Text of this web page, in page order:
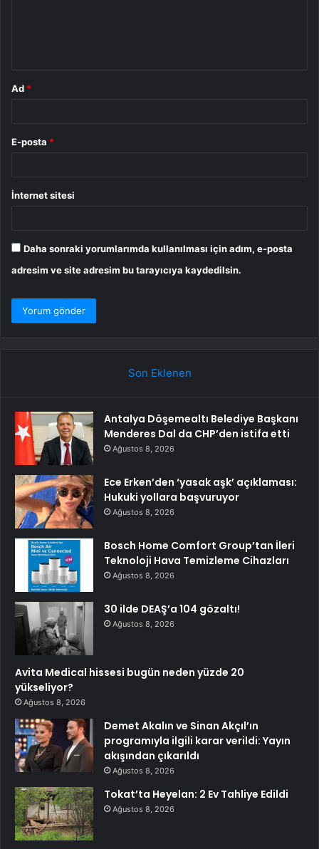
Ad *
E-posta *
İnternet sitesi
Daha sonraki yorumlarımda kullanılması için adım, e-posta
adresim ve site adresim bu tarayıcıya kaydedilsin.
Son Eklenen
Antalya Döşemealtı Belediye Başkanı
Menderes Dal da CHP’den istifa etti
Ağustos 8, 2026
Ece Erken’den ‘yasak aşk’ açıklaması:
Hukuki yollara başvuruyor
Ağustos 8, 2026
Bosch Home Comfort Group’tan İleri
Teknoloji Hava Temizleme Cihazları
Ağustos 8, 2026
30 ilde DEAŞ’a 104 gözaltı!
Ağustos 8, 2026
Avita Medical hissesi bugün neden yüzde 20
yükseliyor?
Ağustos 8, 2026
Demet Akalın ve Sinan Akçıl’ın
programıyla ilgili karar verildi: Yayın
akışından çıkarıldı
Ağustos 8, 2026
Tokat’ta Heyelan: 2 Ev Tahliye Edildi
Ağustos 8, 2026